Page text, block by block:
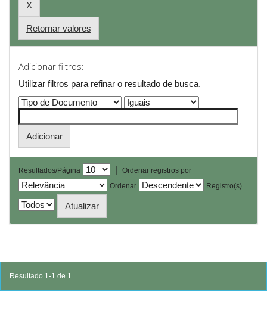
Retornar valores
Adicionar filtros:
Utilizar filtros para refinar o resultado de busca.
Resultados/Página |
Ordenar registros por
Ordenar
Registro(s)
Resultado 1-1 de 1.